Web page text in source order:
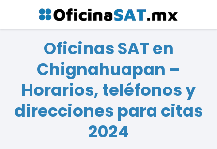
Oficinas SAT en
Chignahuapan –
Horarios, teléfonos y
direcciones para citas
2024